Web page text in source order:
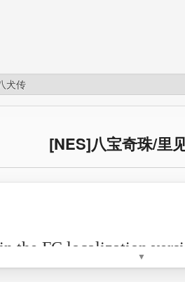
犬传
[NES]八宝奇珠/里
in the FC localization
▼